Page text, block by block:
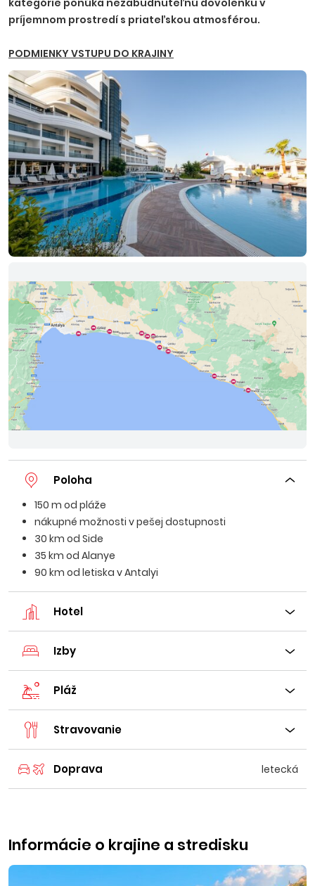
kategórie ponúka nezabudnuteľnú dovolenku v
príjemnom prostredí s priateľskou atmosférou.
PODMIENKY VSTUPU DO KRAJINY
Poloha
150 m od pláže
nákupné možnosti v pešej dostupnosti
30 km od Side
35 km od Alanye
90 km od letiska v Antalyi
Hotel
Izby
Pláž
Stravovanie
Doprava letecká
Informácie o krajine a stredisku